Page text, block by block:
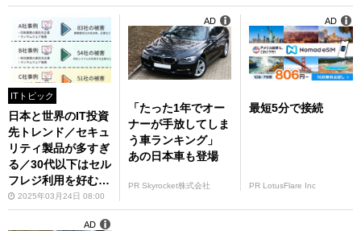
ITトピック
日本と世界のIT投資
先トレンド／セキュ
リティ製品が多すぎ
る／30代以下はセル
フレジ利用を好む、
ほか2025年03月24日 08:00
「たった1年でオー
ナーが手放してしま
う車ランキング」
あの日本車も登場
PR Skyrocket株式会社
AD
最短5分で接続
PR LotusFlare Inc
AD
AD